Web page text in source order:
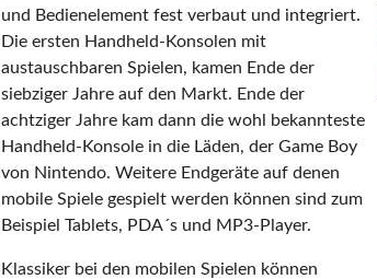
und Bedienelement fest verbaut und integriert.
Die ersten Handheld-Konsolen mit
austauschbaren Spielen, kamen Ende der
siebziger Jahre auf den Markt. Ende der
achtziger Jahre kam dann die wohl bekannteste
Handheld-Konsole in die Läden, der Game Boy
von Nintendo. Weitere Endgeräte auf denen
mobile Spiele gespielt werden können sind zum
Beispiel Tablets, PDA´s und MP3-Player.
Klassiker bei den mobilen Spielen können